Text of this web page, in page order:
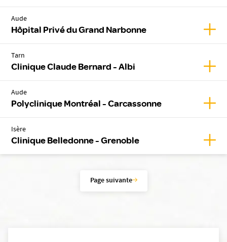
Aude
Hôpital Privé du Grand Narbonne
Tarn
Clinique Claude Bernard - Albi
Aude
Polyclinique Montréal - Carcassonne
Isère
Clinique Belledonne - Grenoble
Page suivante